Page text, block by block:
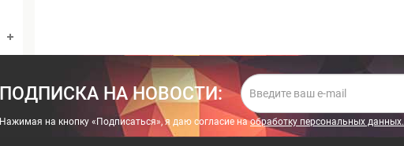
ПОДПИСКА НА НОВОСТИ:
Нажимая на кнопку «Подписаться», я даю cогласие наобработку персональных данных.